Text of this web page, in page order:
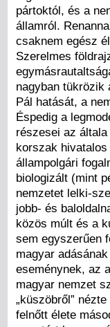
pártoktól, és a
államról.
csaknem egész
Szerelmes
nagyban tükrözik
Pál hatását, a
Éspedig a
részesei az
korszak hivatalos
állampolgári
biologizált (mint
nemzetet lelki-
jobb- és
közös múlt és a
sem egyszerűen
magyar
eseménynek, az
magyar nemzet
„küszöbről”
felnőtt élete